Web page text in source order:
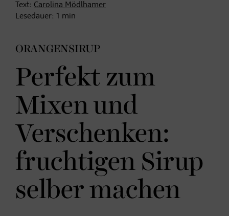
Text: Carolina Mödlhamer
Lesedauer: 1 min
ORANGENSIRUP
Perfekt zum
Mixen und
Verschenken:
fruchtigen Sirup
selber machen